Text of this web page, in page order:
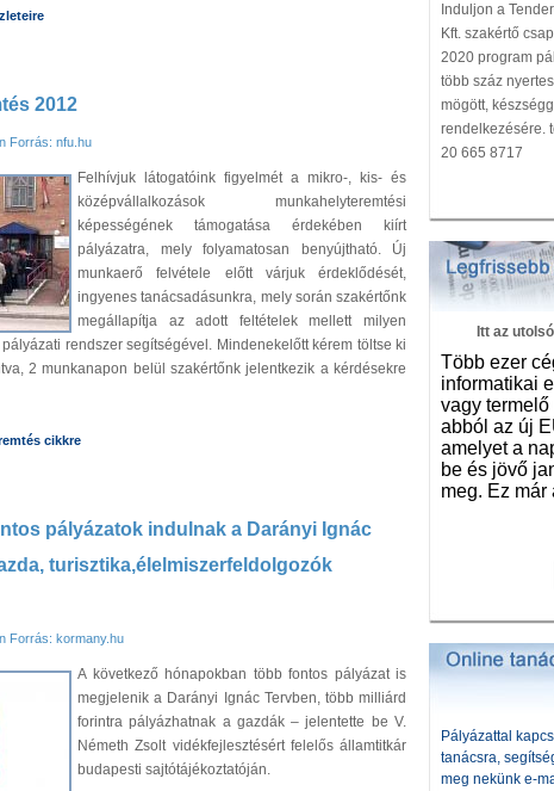
2012
Forrás: nfu.hu
Felhívjuk látogatóink figyelmét a mikro-, kis- és
középvállalkozások munkahelyteremtési
képességének támogatása érdekében kiírt
pályázatra, mely folyamatosan benyújtható. Új
munkaerő felvétele előtt várjuk érdeklődését,
ingyenes tanácsadásunkra, mely során szakértőnk
megállapítja az adott feltételek mellett milyen
rendszer segítségével. Mindenekelőtt kérem töltse ki
2 munkanapon belül szakértőnk jelentkezik a kérdésekre
cikkre
pályázatok indulnak a Darányi Ignác
turisztika,élelmiszerfeldolgozók
Forrás: kormany.hu
A következő hónapokban több fontos pályázat is
megjelenik a Darányi Ignác Tervben, több milliárd
forintra pályázhatnak a gazdák – jelentette be V.
Németh Zsolt vidékfejlesztésért felelős államtitkár
budapesti sajtótájékoztatóján.
Induljon a
Kft. szakértő
2020 program
több száz
mögött,
rendelkezésére.
20 665 8717
Itt az
Több ezer
informatikai
vagy
abból az új
amelyet a
be és jövő
meg. Ez már
Pályázattal
tanácsra,
meg nekünk e-